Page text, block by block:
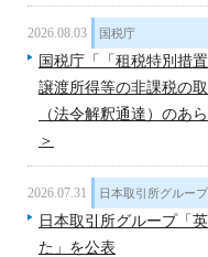
2026.08.03 国税庁
国税庁「「租税特別措
譲渡所得等の非課税の
（法令解釈通達）のあ
＞
2026.07.31 日本取引所グループ
日本取引所グループ「
た」を公表